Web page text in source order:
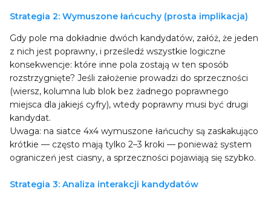
Strategia 2: Wymuszone łańcuchy (prosta implikacja)
Gdy pole ma dokładnie dwóch kandydatów, załóż, że jeden
z nich jest poprawny, i prześledź wszystkie logiczne
konsekwencje: które inne pola zostają w ten sposób
rozstrzygnięte? Jeśli założenie prowadzi do sprzeczności
(wiersz, kolumna lub blok bez żadnego poprawnego
miejsca dla jakiejś cyfry), wtedy poprawny musi być drugi
kandydat.
Uwaga: na siatce 4x4 wymuszone łańcuchy są zaskakująco
krótkie — często mają tylko 2–3 kroki — ponieważ system
ograniczeń jest ciasny, a sprzeczności pojawiają się szybko.
Strategia 3: Analiza interakcji kandydatów